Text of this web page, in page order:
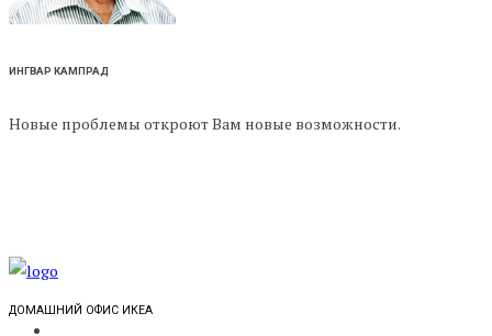
ИНГВАР КАМПРАД
Новые проблемы откроют Вам новые возможности.
ДОМАШНИЙ ОФИС ИКЕА